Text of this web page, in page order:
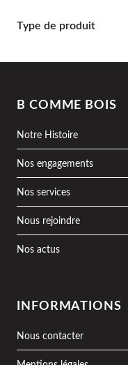
Type de produit
B COMME BOIS
Notre Histoire
Nos engagements
Nos services
Nous rejoindre
Nos actus
INFORMATIONS
Nous contacter